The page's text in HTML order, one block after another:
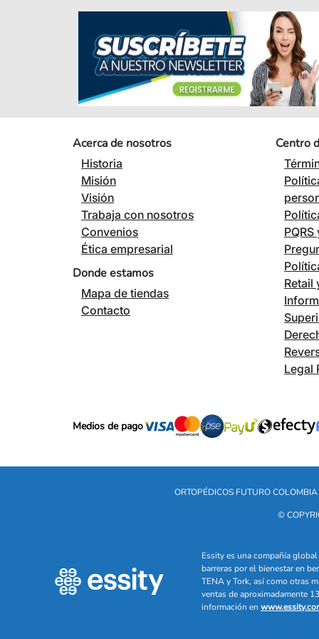
Acerca de nosotros
Historia
Misión
Visión
Trabaja con nosotros
Convenios
Ética empresarial
Donde estamos
Mapa de tiendas
Contacto
Centro
Retail
Legal
Medios de pago
ORTOPÉDICOS FUTURO
©
Essity es una compañía
barreras por el bienestar en
TENA y Tork, así como otras
ventas de aproximadamente
información en